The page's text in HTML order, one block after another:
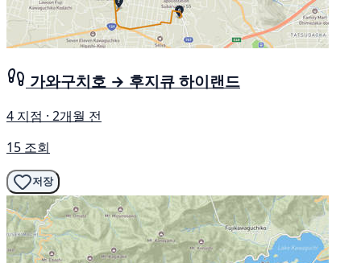
가와구치호 → 후지큐 하이랜드
4 지점 · 2개월 전
15 조회
저장